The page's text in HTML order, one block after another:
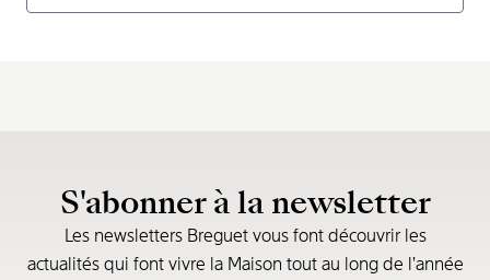
S'abonner à la newsletter
Les newsletters Breguet vous font découvrir les
actualités qui font vivre la Maison tout au long de l’année